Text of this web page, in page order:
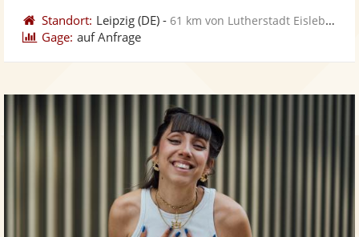
Standort: Leipzig (DE) -61 km von Lutherstadt Eisleben
Gage: auf Anfrage